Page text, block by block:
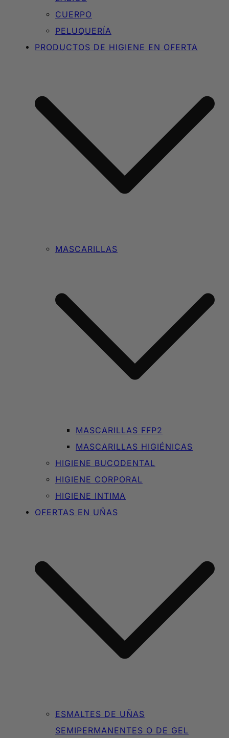
CUERPO
PELUQUERÍA
PRODUCTOS DE HIGIENE EN OFERTA
MASCARILLAS
MASCARILLAS FFP2
MASCARILLAS HIGIÉNICAS
HIGIENE BUCODENTAL
HIGIENE CORPORAL
HIGIENE INTIMA
OFERTAS EN UÑAS
ESMALTES DE UÑAS
SEMIPERMANENTES O DE GEL